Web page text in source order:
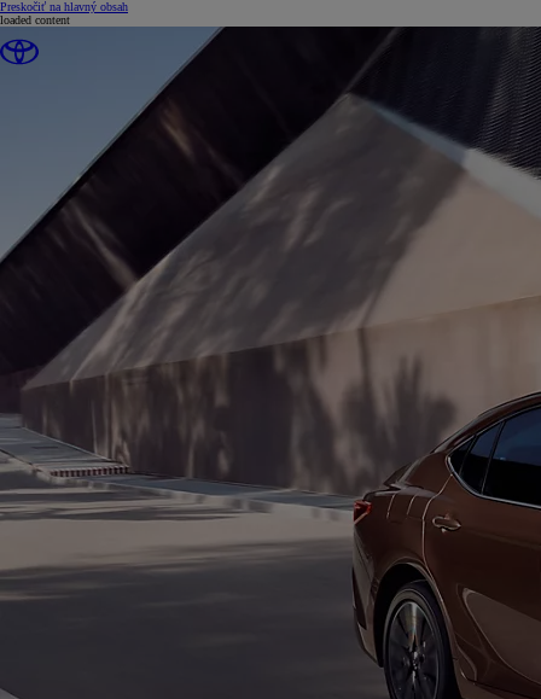
Preskočiť na hlavný obsah(Press Enter)
loaded content